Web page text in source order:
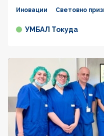
Иновации Световно
УМБАЛ Токуда